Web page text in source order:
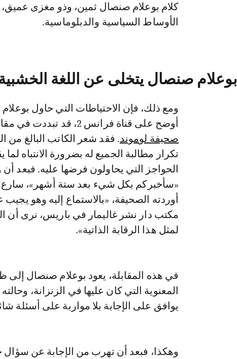
كلام بوعلام صنصال ثمين، وذو مغزى
الأوساط السياسية والدبلوماسية.
بوعلام صنصال يتخلى عن اللغة
ومع ذلك، فإن الاحتياطات التي حاول
أوضح على قناة فرانس 2، قد تبددت في مقابلة جديدة أجراها في 25 نونبر مع
صحيفة لوموند
تكرار مطالبة الجميع له بضرورة الانتباه
الحواجز التي يحاولون فرضها عليه. فبعد
«سأخبركم بكل شيء بعد ستة أشهر»،
أوردته الصحيفة، «بالاستماع إليه وهو
مكتب دار نشر غاليمار في باريس، نرى أن
لمثل هذا الرقابة الذاتية».
في هذه المقابلة، يعود بوعلام صنصال إلى
المعنوية التي كان عليها في الزنزانة،
يوافق على الإجابة بلا مواربة على أسئلة
وهكذا، فبعد أن تهرب من الإجابة عن سؤال